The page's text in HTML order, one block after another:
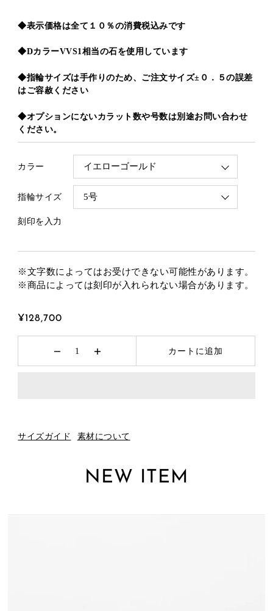
◆表示価格は全て１０％の消費税込みです
◆DカラーVVS1相当の石を使用しています
◆指輪サイズは手作りのため、ご注文サイズ±０．５の誤差
はご容赦ください
◆オプションにないカラット数や号数は別途お問い合わせ
ください。
カラー
指輪サイズ
刻印を入力
※文字数によってはお受けできない可能性があります。
※商品によっては刻印が入れられない場合があります。
¥128,700
カートに追加
サイズガイド 素材について
NEW ITEM